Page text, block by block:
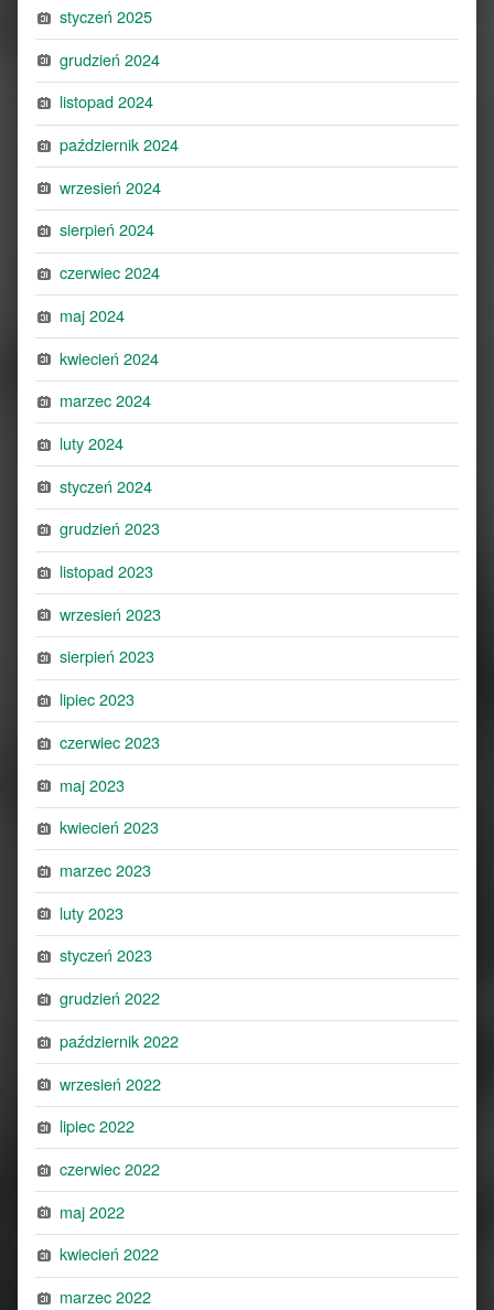
styczeń 2025
grudzień 2024
listopad 2024
październik 2024
wrzesień 2024
sierpień 2024
czerwiec 2024
maj 2024
kwiecień 2024
marzec 2024
luty 2024
styczeń 2024
grudzień 2023
listopad 2023
wrzesień 2023
sierpień 2023
lipiec 2023
czerwiec 2023
maj 2023
kwiecień 2023
marzec 2023
luty 2023
styczeń 2023
grudzień 2022
październik 2022
wrzesień 2022
lipiec 2022
czerwiec 2022
maj 2022
kwiecień 2022
marzec 2022